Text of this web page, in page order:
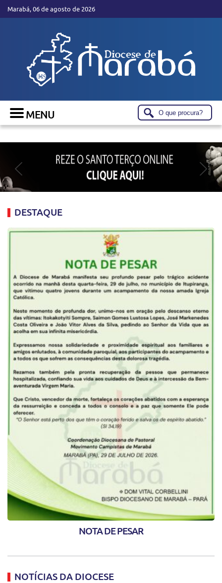
Marabá, 06 de agosto de 2026
DESTAQUE
NOTA DE PESAR
NOTÍCIAS DA DIOCESE